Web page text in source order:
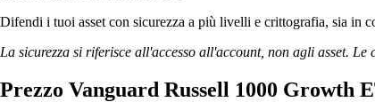
Difendi i tuoi asset con sicurezza a più livelli e crittografia, sia in
La sicurezza si riferisce all'accesso all'account, non agli asset.
Prezzo Vanguard Russell 1000 Growth